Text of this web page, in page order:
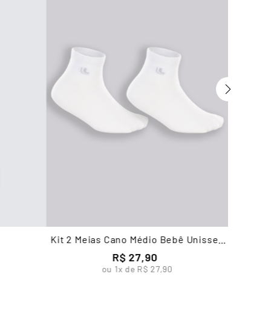
Kit 2 Meias Cano Médio Bebê Unissex
R$ 27,90
ou 1x de R$ 27,90